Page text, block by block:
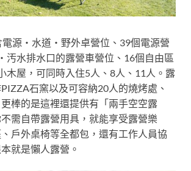
源・水道・野外卓營位、39個電源營
汚水排水口的露營車營位、16個自由區
木屋，可同時入住5人、8人、11人。露
石窯以及可容納20人的燒烤處、
棒的是這裡還提供有「兩手空空露
需自帶露營用具，就能享受露營樂
戶外桌椅等全都包，還有工作人員協
就是懶人露營。